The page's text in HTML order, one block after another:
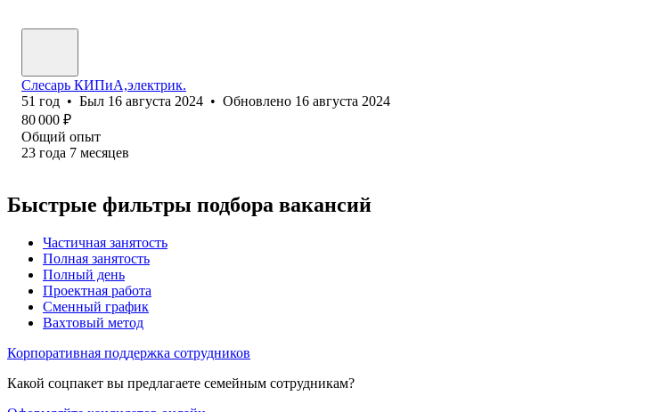
Слесарь КИПиА,электрик.
51 год • Был 16 августа 2024 • Обновлено 16 августа 2024
80 000 ₽
Общий опыт
23 года 7 месяцев
Быстрые фильтры подбора вакансий
Частичная занятость
Полная занятость
Полный день
Проектная работа
Сменный график
Вахтовый метод
Корпоративная поддержка сотрудников
Какой соцпакет вы предлагаете семейным сотрудникам?